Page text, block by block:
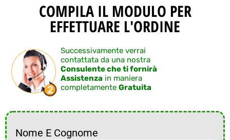
COMPILA IL MODULO PER
EFFETTUARE L'ORDINE
Successivamente verrai
contattata da una nostra
Consulente che ti fornirà
Assistenza in maniera
completamente Gratuita
Nome E Cognome